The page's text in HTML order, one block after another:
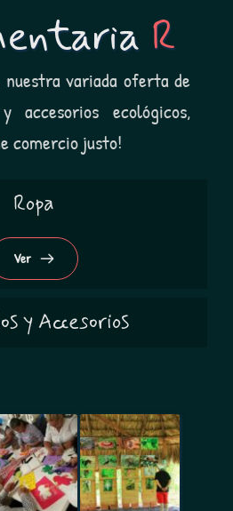
R
variada oferta de
accesorios ecológicos,
comercio justo!
Ropa
Ver
y Accesorios